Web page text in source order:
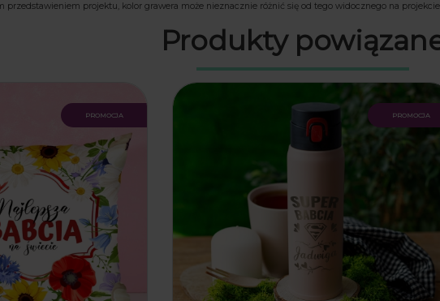
projektu, kolor grawera może nieznacznie różnić się od tego widocznego na projekcie.
Produkty
promocja promocja